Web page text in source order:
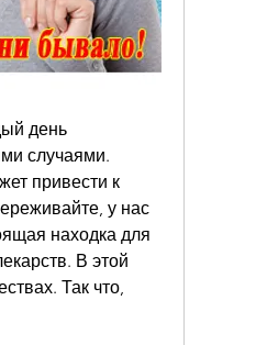
день
случаями.
привести к
у нас
находка для
В этой
Так что,